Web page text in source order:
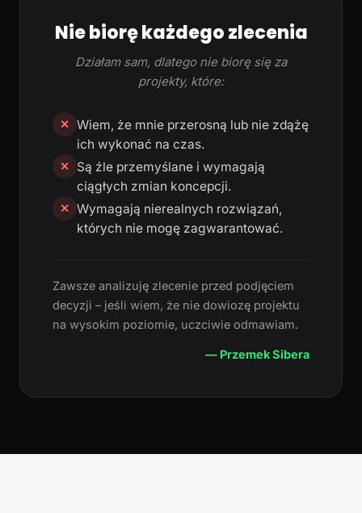
Nie biorę każdego zlecenia
Działam sam, dlatego nie biorę się za
projekty, które:
✕ Wiem, że mnie przerosną lub nie zdążę
ich wykonać na czas.
✕
Są źle przemyślane i wymagają
ciągłych zmian koncepcji.
✕ Wymagają nierealnych rozwiązań,
których nie mogę zagwarantować.
Zawsze analizuję zlecenie przed podjęciem
decyzji – jeśli wiem, że nie dowiozę projektu
na wysokim poziomie, uczciwie odmawiam.
— Przemek Sibera